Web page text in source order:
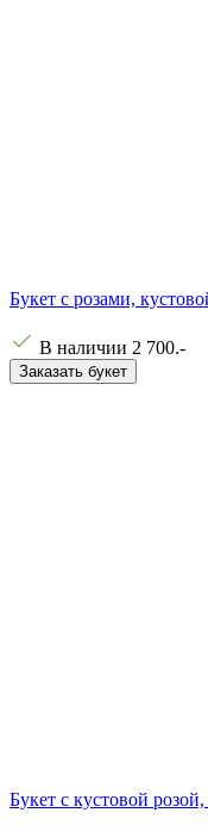
Букет с розами,
В наличии 2 700.-
Заказать букет
Букет с кустовой